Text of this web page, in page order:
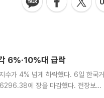
6%·10%대 급락
수가 4% 넘게 하락했다. 6일 한국거
에 장을 마감했다. 전장보다